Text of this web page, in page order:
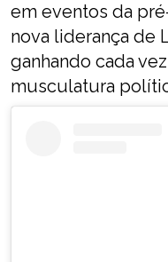
em eventos da
nova liderança de
ganhando cada
musculatura